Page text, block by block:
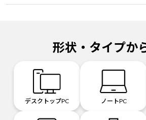
形状・タイプか
デスクトップPC ノートPC